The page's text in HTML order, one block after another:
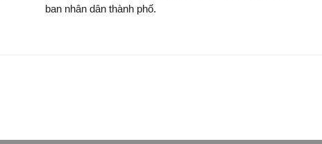
ban nhân dân thành phố.